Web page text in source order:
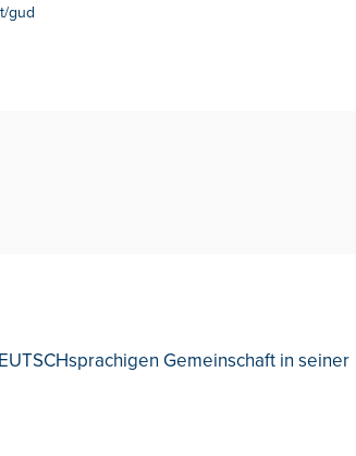
gud
Gemeinschaft in seiner